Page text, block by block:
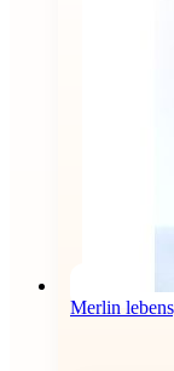
Merlin